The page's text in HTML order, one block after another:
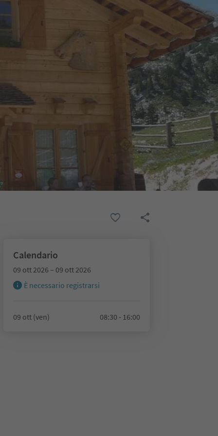
Calendario
09 ott 2026 – 09 ott 2026
È necessario registrarsi
09 ott (ven) 08:30 - 16:00